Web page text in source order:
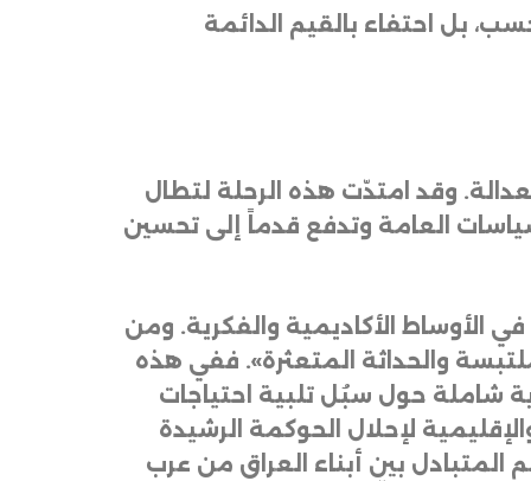
بل احتفاء بالقيم الدائمة
. وقد امتدّت هذه الرحلة لتطال
العامة وتدفع قدماً إلى تحسين
في الأوساط الأكاديمية والفكرية. ومن
والحداثة المتعثرة». ففي هذه
شاملة حول سبُل تلبية احتياجات
لإحلال الحوكمة
الرشيدة
المتبادل بين أبناء العراق من عرب